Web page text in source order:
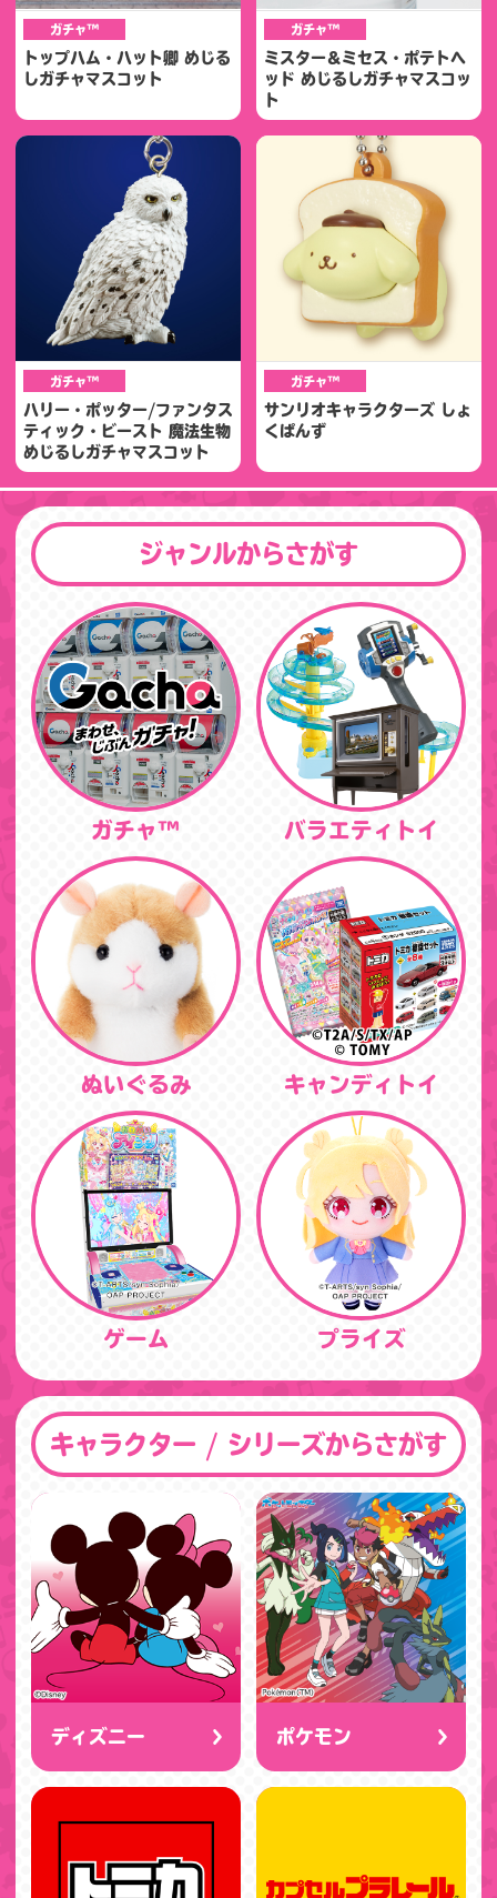
ガチャ™
トップハム・ハット卿 めじる
しガチャマスコット
ガチャ™
ミスター＆ミセス・ポテトヘ
ッド めじるしガチャマスコッ
ト
ガチャ™
ハリー・ポッター/ファンタス
ティック・ビースト 魔法生物
めじるしガチャマスコット
ガチャ™
サンリオキャラクターズ しょ
くぱんず
ジャンルからさがす
ガチャ™ バラエティトイ
ぬいぐるみ キャンディトイ
ゲーム プライズ
キャラクター / シリーズからさがす
ディズニー ポケモン